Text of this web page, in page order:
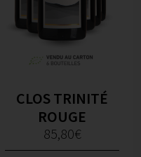
CLOS TRINITÉ
ROUGE
85,80€